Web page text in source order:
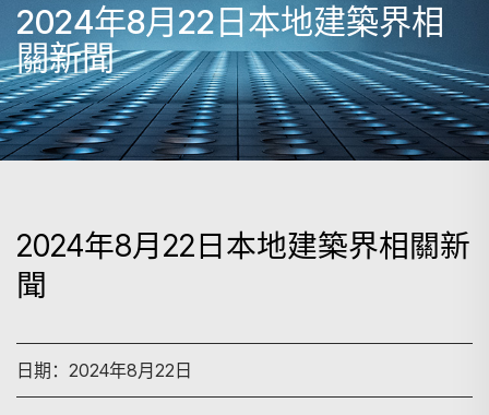
2024年8月22日本地建築界相
關新聞
2024年8月22日本地建築界相關新
聞
日期：2024年8月22日